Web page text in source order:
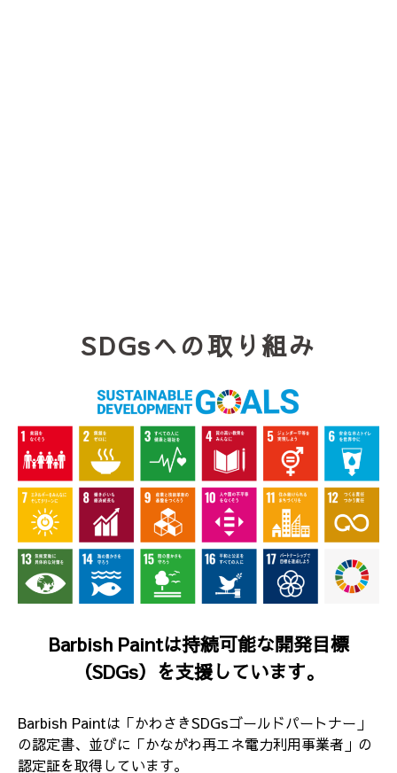
SDGsへの取り組み
Barbish Paintは持続可能な開発目標
（SDGs）を支援しています。
Barbish Paintは「かわさきSDGsゴールドパートナー」
の認定書、並びに「かながわ再エネ電力利用事業者」の
認定証を取得しています。